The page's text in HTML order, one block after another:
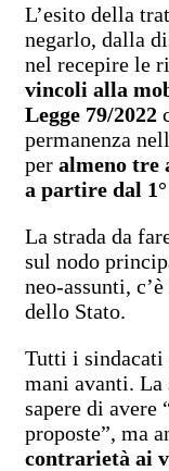
L’esito della
negarlo, dalla
nel recepire le
vincoli alla
Legge 79/2022
permanenza
per almeno tre
a partire dal
La strada da
sul nodo
neo-assunti,
dello Stato.
Tutti i sindacati
mani avanti. La
sapere di
proposte”, ma
contrarietà ai